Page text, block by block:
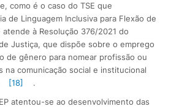
como é o caso do TSE que
de Linguagem Inclusiva para Flexão de
atende à Resolução 376/2021 do
Justiça, que dispõe sobre o emprego
de gênero para nomear profissão ou
na comunicação social e institucional
[18]
.
atentou-se ao desenvolvimento das